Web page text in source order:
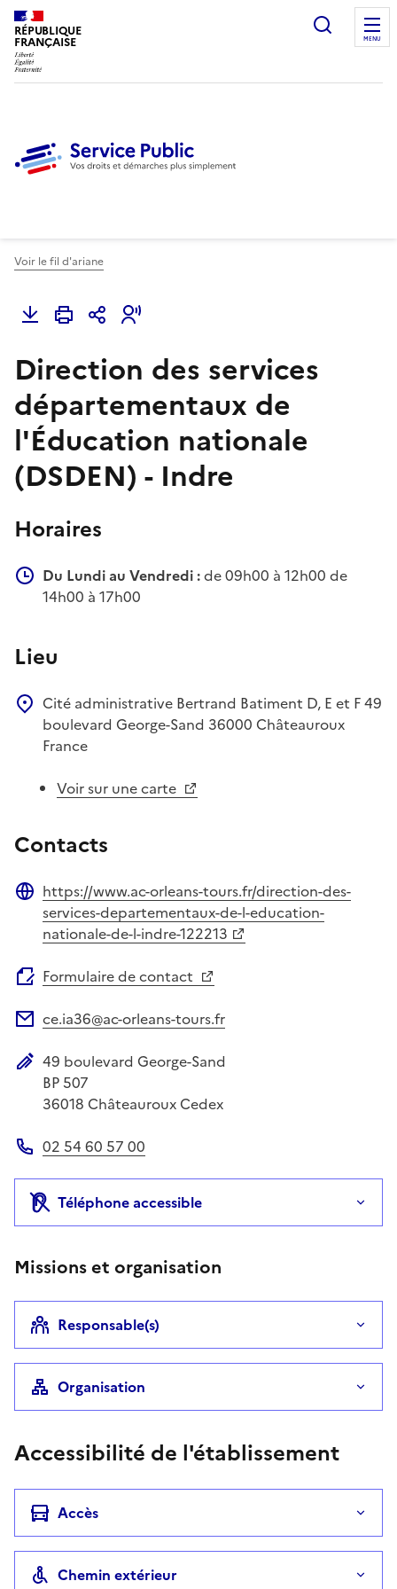
RÉPUBLIQUE
FRANÇAISE
Ouvrir
MENU
Voir le fil d'ariane
Direction des services
départementaux de
l'Éducation nationale
(DSDEN) - Indre
Horaires
Du Lundi au Vendredi :de 09h00 à 12h00 de
14h00 à 17h00
Lieu
Cité administrative Bertrand Batiment D, E et F49
boulevard George-Sand 36000 Châteauroux
France
Voir sur une carte
Contacts
Site web
https://www.ac-orleans-tours.fr/direction-des-
services-departementaux-de-l-education-
nationale-de-l-indre-122213
Formulaire de contact
ce.ia36@ac-orleans-tours.fr
Adresse postale
49 boulevard George-Sand
BP 507
36018 Châteauroux Cedex
02 54 60 57 00
Téléphone accessible
Missions et organisation
Responsable(s)
Organisation
Accessibilité de l'établissement
Accès
Chemin extérieur